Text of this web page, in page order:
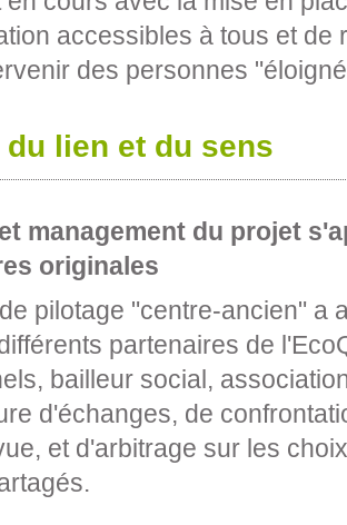
accessibles à tous et de
des personnes
du lien et du sens
management du projet
originales
pilotage "centre-ancien" a
partenaires de
bailleur social,
d'échanges, de
et d'arbitrage sur les